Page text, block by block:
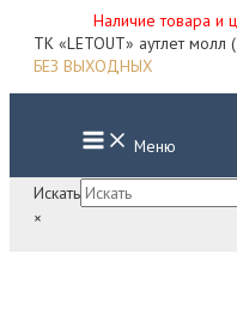
Наличие товара и
Перейти
ТК «LETOUT» аутлет молл
БЕЗ ВЫХОДНЫХ
Main
Menu Меню
Искать
×